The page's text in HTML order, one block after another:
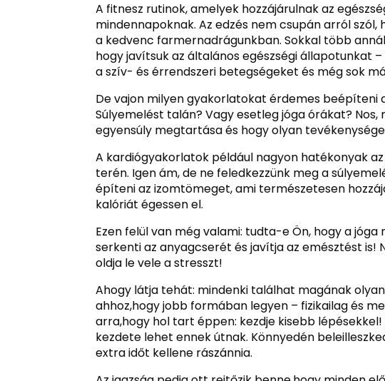
A fitnesz rutinok, amelyek hozzájárulnak az
mindennapoknak. Az edzés nem csupán arról
a kedvenc farmernadrágunkban. Sokkal több
hogy javítsuk az általános egészségi állapotunkat
a szív- és érrendszeri betegségeket és még sok
De vajon milyen gyakorlatokat érdemes beépíteni
Súlyemelést talán? Vagy esetleg jóga órákat? Nos,
egyensúly megtartása és hogy olyan
A kardiógyakorlatok például nagyon hatékonyak
terén. Igen ám, de ne feledkezzünk meg a
építeni az izomtömeget, ami természetesen
kalóriát égessen el.
Ezen felül van még valami: tudta-e Ön, hogy a
serkenti az anyagcserét és javítja az emésztést is!
oldja le vele a stresszt!
Ahogy látja tehát: mindenki találhat magának
ahhoz,hogy jobb formában legyen – fizikailag és
arra,hogy hol tart éppen: kezdje kisebb
kezdete lehet ennek útnak. Könnyedén
extra időt kellene rászánnia.